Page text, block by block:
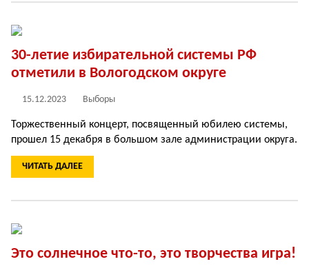
30-летие избирательной системы РФ
отметили в Вологодском округе
15.12.2023 Выборы
Торжественный концерт, по­священный юбилею системы,
прошел 15 декабря в большом зале администрации округа.
ЧИТАТЬ ДАЛЕЕ
Это солнечное что-то, это творчества игра!